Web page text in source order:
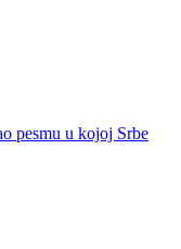
pesmu u kojoj Srbe